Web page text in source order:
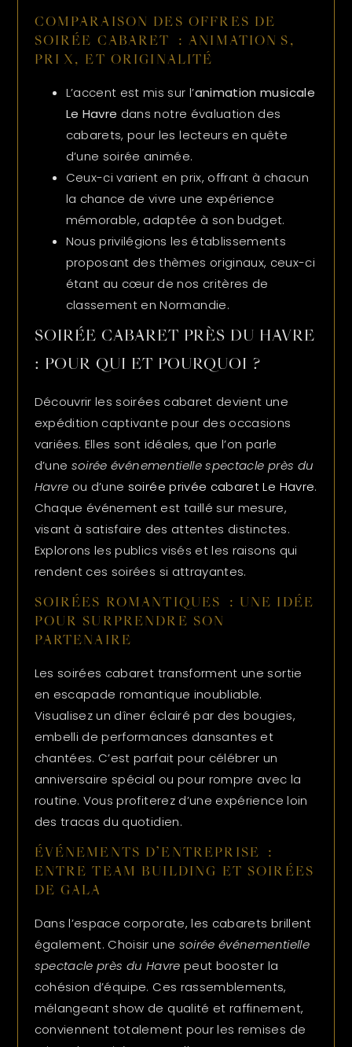
COMPARAISON DES OFFRES DE
SOIRÉE CABARET : ANIMATIONS,
PRIX, ET ORIGINALITÉ
L’accent est mis sur l’animation musicale
Le Havre dans notre évaluation des
cabarets, pour les lecteurs en quête
d’une soirée animée.
Ceux-ci varient en prix, offrant à chacun
la chance de vivre une expérience
mémorable, adaptée à son budget.
Nous privilégions les établissements
proposant des thèmes originaux, ceux-ci
étant au cœur de nos critères de
classement en Normandie.
SOIRÉE CABARET PRÈS DU HAVRE
: POUR QUI ET POURQUOI ?
Découvrir les soirées cabaret devient une
expédition captivante pour des occasions
variées. Elles sont idéales, que l’on parle
d’une soirée événementielle spectacle près du
Havre ou d’une soirée privée cabaret Le Havre.
Chaque événement est taillé sur mesure,
visant à satisfaire des attentes distinctes.
Explorons les publics visés et les raisons qui
rendent ces soirées si attrayantes.
SOIRÉES ROMANTIQUES : UNE IDÉE
POUR SURPRENDRE SON
PARTENAIRE
Les soirées cabaret transforment une sortie
en escapade romantique inoubliable.
Visualisez un dîner éclairé par des bougies,
embelli de performances dansantes et
chantées. C’est parfait pour célébrer un
anniversaire spécial ou pour rompre avec la
routine. Vous profiterez d’une expérience loin
des tracas du quotidien.
ÉVÉNEMENTS D’ENTREPRISE :
ENTRE TEAM BUILDING ET SOIRÉES
DE GALA
Dans l’espace corporate, les cabarets brillent
également. Choisir une soirée événementielle
spectacle près du Havre peut booster la
cohésion d’équipe. Ces rassemblements,
mélangeant show de qualité et raffinement,
conviennent totalement pour les remises de